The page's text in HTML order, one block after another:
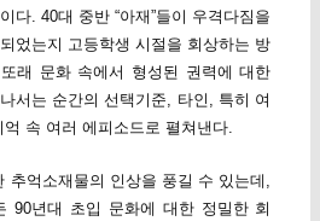
다. 40대 중반 “아재”들이 우격다짐을
었는지 고등학생 시절을 회상하는 방
래 문화 속에서 형성된 권력에 대한
서는 순간의 선택기준, 타인, 특히 여
속 여러 에피소드로 펼쳐낸다.
추억소재물의 인상을 풍길 수 있는데,
90년대 초입 문화에 대한 정밀한 회